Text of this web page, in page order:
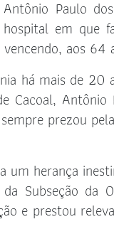
Antônio Paulo
hospital em que
aos 64
há mais de 20
Cacoal,
prezou
um herança
Subseção da
e prestou